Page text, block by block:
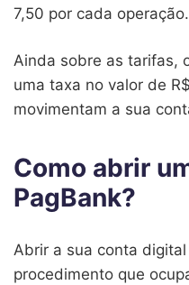
7,50 por cada operação.
Ainda sobre as tarifas,
uma taxa no valor de
movimentam a sua
Como abrir
PagBank?
Abrir a sua conta digital
procedimento que